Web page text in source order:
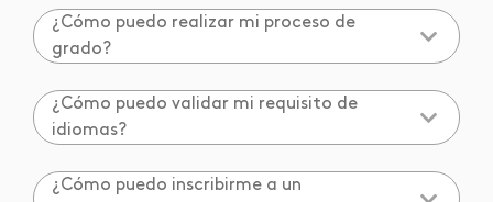
¿Cómo puedo realizar mi proceso de
grado?
¿Cómo puedo validar mi requisito de
idiomas?
¿Cómo puedo inscribirme a un